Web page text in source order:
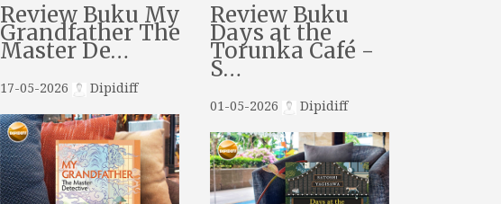
Review Buku My
Grandfather The
Master De…
17-05-2026 Dipidiff
Review Buku
Days at the
Torunka Café -
S…
01-05-2026 Dipidiff